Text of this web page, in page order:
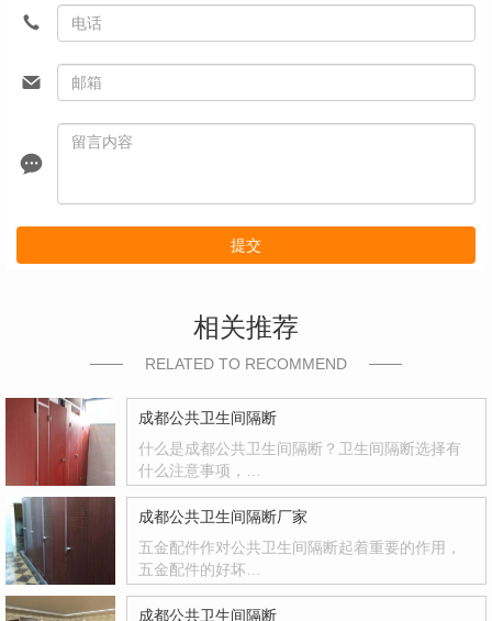
提交
相关推荐
RELATED TO RECOMMEND
成都公共卫生间隔断
什么是成都公共卫生间隔断？卫生间隔断选择有
什么注意事项，…
成都公共卫生间隔断厂家
五金配件作对公共卫生间隔断起着重要的作用，
五金配件的好坏…
成都公共卫生间隔断